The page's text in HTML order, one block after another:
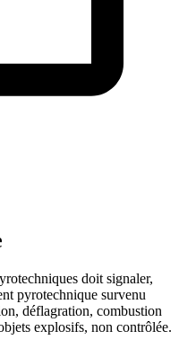
doit signaler,
pyrotechnique survenu
déflagration, combustion
explosifs, non contrôlée.